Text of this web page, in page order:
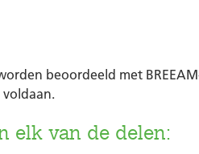
beoordeeld met
elk van de delen: